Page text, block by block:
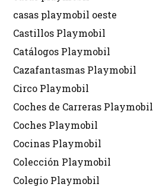
casas playmobil oeste
Castillos Playmobil
Catálogos Playmobil
Cazafantasmas Playmobil
Circo Playmobil
Coches de Carreras Playmobil
Coches Playmobil
Cocinas Playmobil
Colección Playmobil
Colegio Playmobil